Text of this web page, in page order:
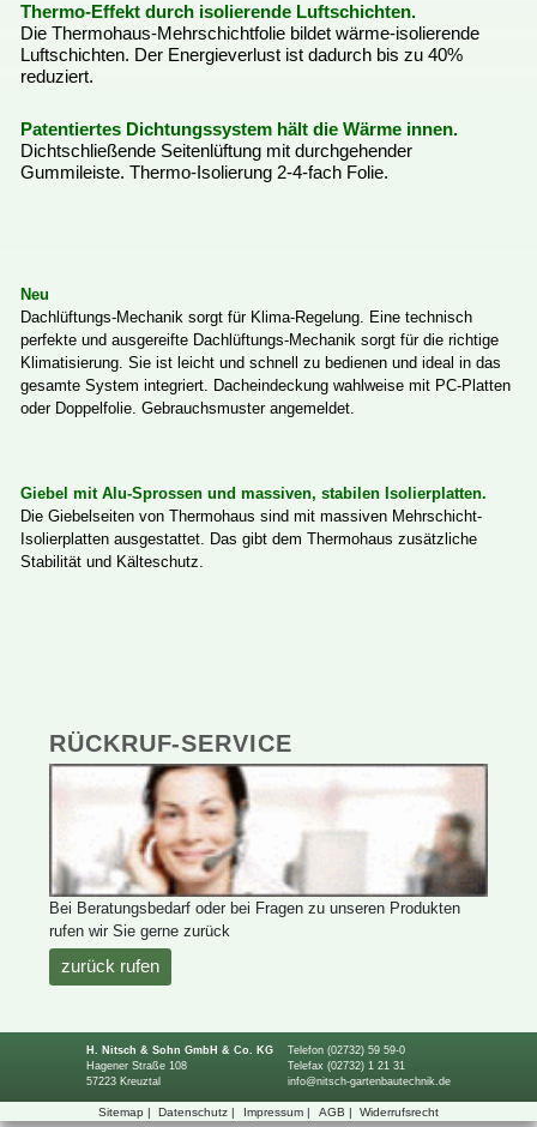
Thermo-EffektdurchisolierendeLuftschichten.
DieThermohaus-Mehrschichtfoliebildetwärme-isolierende
Luftschichten.DerEnergieverlustistdadurchbiszu40%
reduziert.
PatentiertesDichtungssystemhältdieWärmeinnen.
DichtschließendeSeitenlüftungmitdurchgehender
Gummileiste.Thermo-Isolierung2-4-fachFolie.
Neu
Dachlüftungs-MechaniksorgtfürKlima-Regelung.Einetechnisch
perfekteundausgereifteDachlüftungs-Mechaniksorgtfürdierichtige
Klimatisierung.Sieistleichtundschnellzubedienenundidealindas
gesamteSystemintegriert.DacheindeckungwahlweisemitPC-Platten
oderDoppelfolie.Gebrauchsmusterangemeldet.
GiebelmitAlu-Sprossenundmassiven,stabilenIsolierplatten.
DieGiebelseitenvonThermohaussindmitmassivenMehrschicht-
Isolierplattenausgestattet.DasgibtdemThermohauszusätzliche
StabilitätundKälteschutz.
RÜCKRUF-SERVICE
BeiBeratungsbedarfoderbeiFragenzuunserenProdukten
rufenwirSiegernezurück
zurückrufen
H.Nitsch&SohnGmbH&Co.KG
HagenerStraße108
57223Kreuztal
Telefon(02732)5959-0
Telefax(02732)12131
info@nitsch-gartenbautechnik.de
Sitemap | Datenschutz| Impressum | AGB | Widerrufsrecht